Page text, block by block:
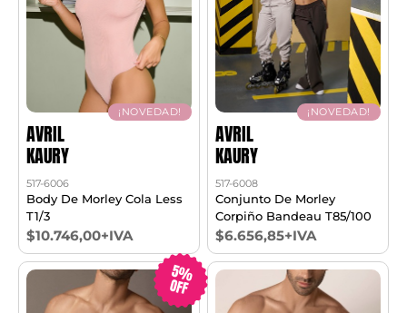
¡NOVEDAD!
AVRIL
KAURY
517-6006
Body De Morley Cola Less
T1/3
$10.746,00+IVA
¡NOVEDAD!
AVRIL
KAURY
517-6008
Conjunto De Morley
Corpiño Bandeau T85/100
$6.656,85+IVA
5%
OFF